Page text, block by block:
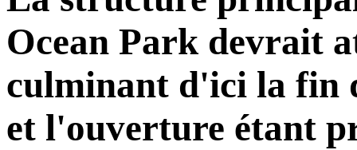
Ocean Park devrait
culminant d'ici la fin
et l'ouverture étant